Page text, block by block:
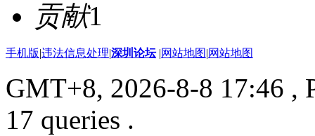
贡献1
手机版|违法信息处理|深圳论坛 |网站地图|网站地图
GMT+8, 2026-8-8 17:46 ,
17 queries .